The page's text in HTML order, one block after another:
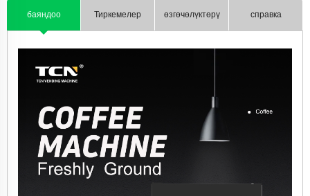
баяндоо Тиркемелер өзгөчөлүктөрү справка